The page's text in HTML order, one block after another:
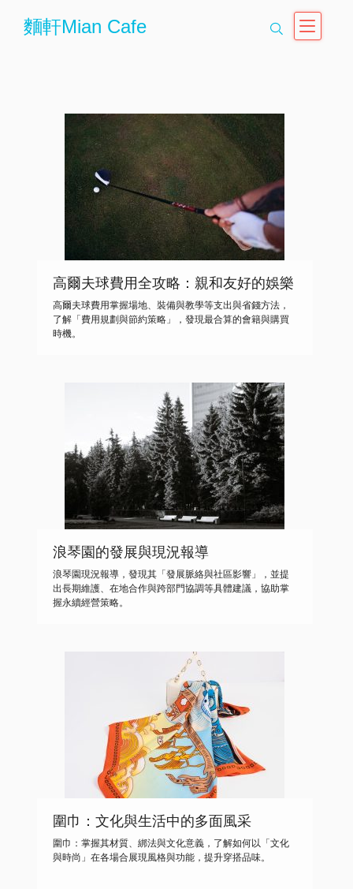
麵軒Mian Cafe
高爾夫球費用全攻略：親和友好的娛樂
指南
高爾夫球費用掌握場地、裝備與教學等支出與省錢方法，
了解「費用規劃與節約策略」，發現最合算的會籍與購買
時機。
浪琴園的發展與現況報導
浪琴園現況報導，發現其「發展脈絡與社區影響」，並提
出長期維護、在地合作與跨部門協調等具體建議，協助掌
握永續經營策略。
圍巾：文化與生活中的多面風采
圍巾：掌握其材質、綁法與文化意義，了解如何以「文化
與時尚」在各場合展現風格與功能，提升穿搭品味。